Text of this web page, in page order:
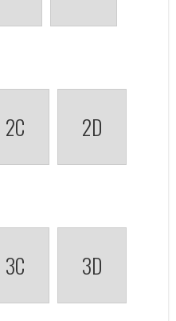
2C 2D
3C 3D